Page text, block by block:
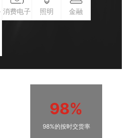
消费电子 照明 金融
98%
98%的按时交货率